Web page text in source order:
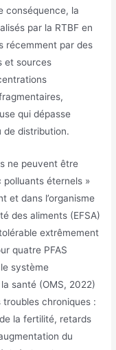
conséquence, la
par la RTBF en
récemment par des
et sources
qui dépasse
de distribution.
ne peuvent être
polluants éternels »
et dans l’organisme
des aliments (EFSA)
extrêmement
quatre PFAS
système
santé (OMS, 2022)
chroniques :
la fertilité, retards
du